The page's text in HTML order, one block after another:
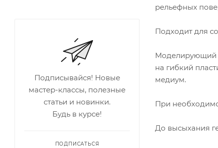
рельефных
Подходит для
Моделирующий
на гибкий
медиум.
При
До высыхания
Подписывайся! Новые
мастер-классы, полезные
статьи и новинки.
Будь в курсе!
ПОДПИСАТЬСЯ